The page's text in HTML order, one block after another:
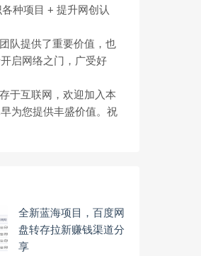
种项目 + 提升网创认
队提供了重要价值，也
启网络之门，广受好
于互联网，欢迎加入本
为您提供丰盛价值。祝
全新蓝海项目，百度网
盘转存拉新赚钱渠道分
享